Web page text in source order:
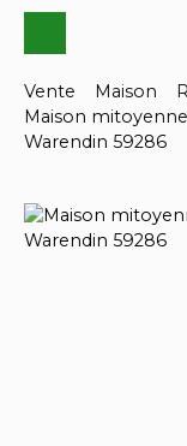
Vente Maison
Maison
Warendin 59286